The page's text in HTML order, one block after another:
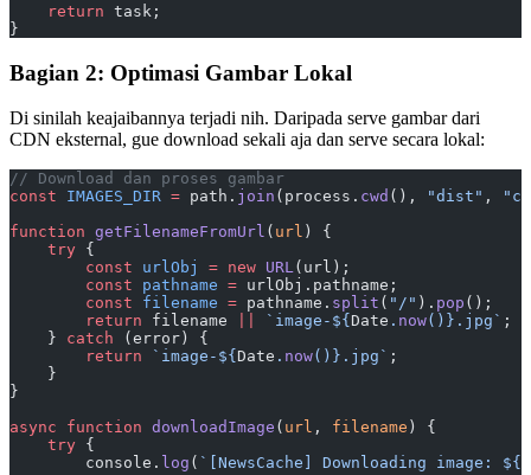
    return
task;
}
Bagian 2: Optimasi Gambar Lokal
Di sinilah keajaibannya terjadi nih. Daripada serve gambar dari
CDN eksternal, gue download sekali aja dan serve secara lokal:
// Download dan proses gambar
const IMAGES_DIR = path. join (process. cwd (), "dist" ,
function getFilenameFromUrl ( url ) {
    try
{
        const
urlObj = new URL(url);
        const
pathname = urlObj.pathname;
        const
filename = pathname. split ( "/" ). pop ();
        return
filename `image-${ Date . now() }.jpg` ;
    }
catch (error) {
        return
`image-${ Date . now() }.jpg` ;
    }
}
async function downloadImage ( url , filename ) {
    try
{
        console.
log ( `[NewsCache] Downloading image: ${